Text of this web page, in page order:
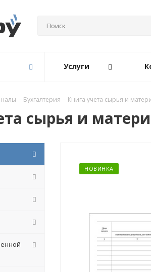
Услуги
- Бухгалтерия - Книга учета сырья и
сырья и
НОВИНКА